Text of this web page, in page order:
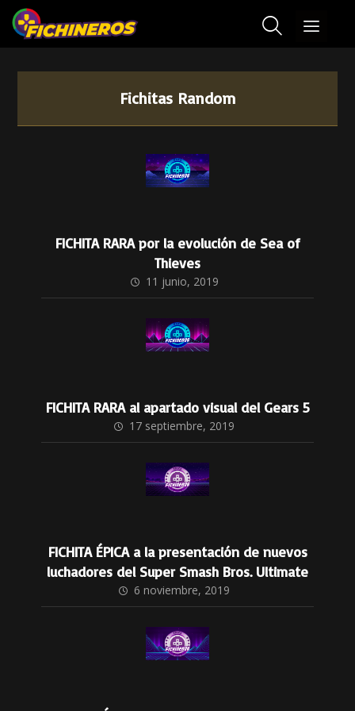
Fichitas Random
FICHITA RARA por la evolución de Sea of
Thieves
11 junio, 2019
FICHITA RARA al apartado visual del Gears 5
17 septiembre, 2019
FICHITA ÉPICA a la presentación de nuevos
luchadores del Super Smash Bros. Ultimate
6 noviembre, 2019